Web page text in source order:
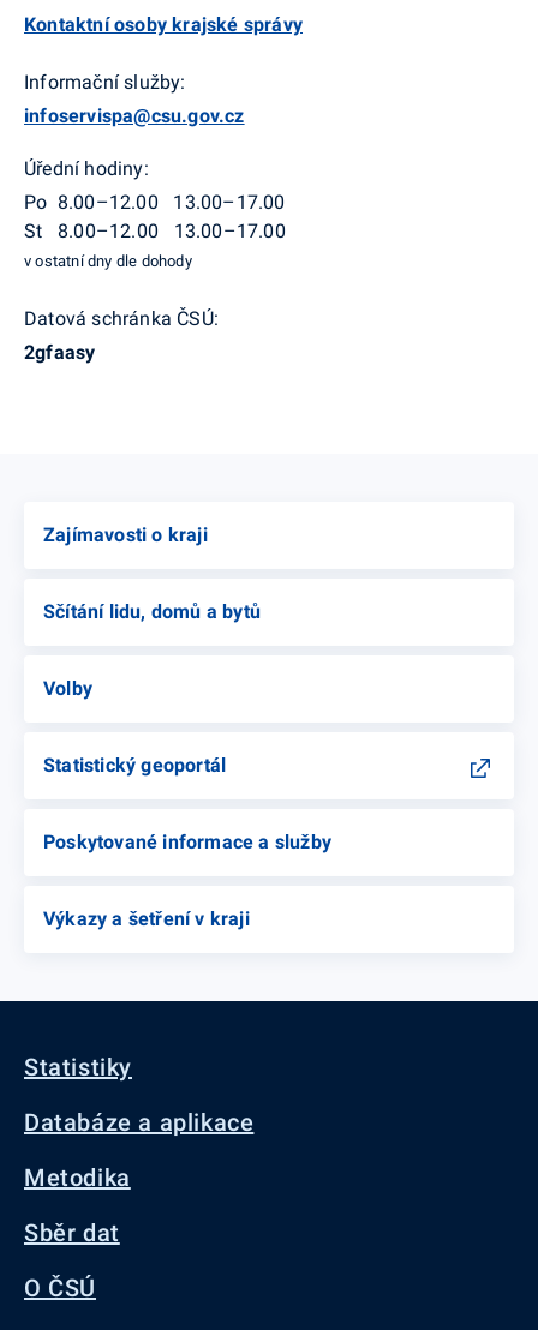
Kontaktní osoby krajské správy
Informační služby:
infoservispa@csu.gov.cz
Úřední hodiny:
Po 8.00–12.00 13.00–17.00
St 8.00–12.00 13.00–17.00
v ostatní dny dle dohody
Datová schránka ČSÚ:
2gfaasy
Zajímavosti o kraji
Sčítání lidu, domů a bytů
Volby
Statistický geoportál
Poskytované informace a služby
Výkazy a šetření v kraji
Statistiky
Databáze a aplikace
Metodika
Sběr dat
O ČSÚ